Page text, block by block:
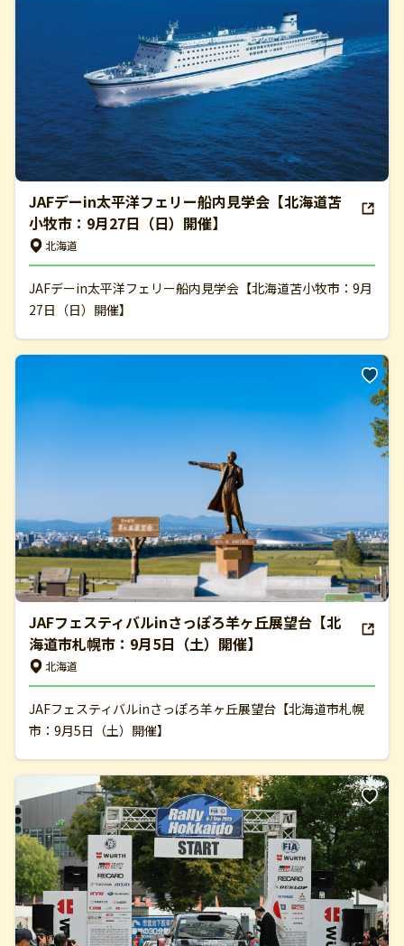
JAFデーin太平洋フェリー船内見学会【北海道苫
小牧市：9月27日（日）開催】
北海道
JAFデーin太平洋フェリー船内見学会【北海道苫小牧市：9月
27日（日）開催】
JAFフェスティバルinさっぽろ羊ヶ丘展望台【北
海道市札幌市：9月5日（土）開催】
北海道
JAFフェスティバルinさっぽろ羊ヶ丘展望台【北海道市札幌
市：9月5日（土）開催】